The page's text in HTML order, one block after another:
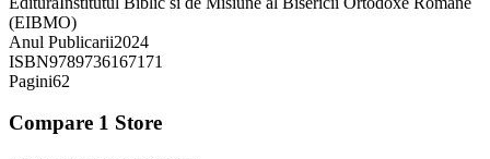
(EIBMO)
Anul Publicarii2024
ISBN9789736167171
Pagini62
Compare 1 Store